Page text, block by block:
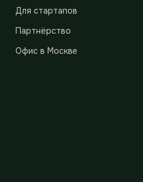
Для стартапов
Партнёрство
Офис в Москве